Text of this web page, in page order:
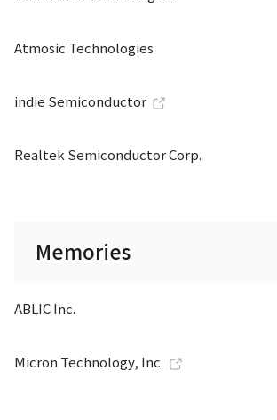
Atmosic Technologies
indie Semiconductor
Realtek Semiconductor Corp.
Memories
ABLIC Inc.
Micron Technology, Inc.